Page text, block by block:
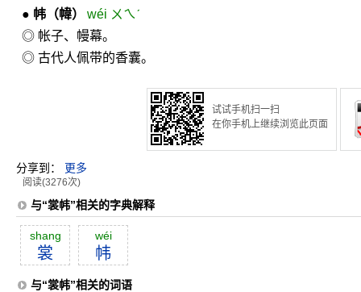
● 帏 （幃）
wéi ㄨㄟˊ
◎ 帐子、幔幕。
◎ 古代人佩带的香囊。
试试手机扫一扫
在你手机上继续浏览此页面
分享到： 更多
阅读(3276次)
与“裳帏”相关的字典解释
shang
裳
wéi
帏
与“裳帏”相关的词语